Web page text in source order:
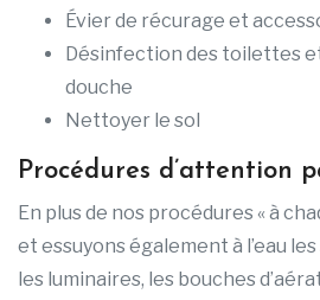
Évier de récurage et
Désinfection des toilettes
douche
Nettoyer le sol
Procédures d’attention
En plus de nos procédures « à
et essuyons également à l’eau
les luminaires, les bouches